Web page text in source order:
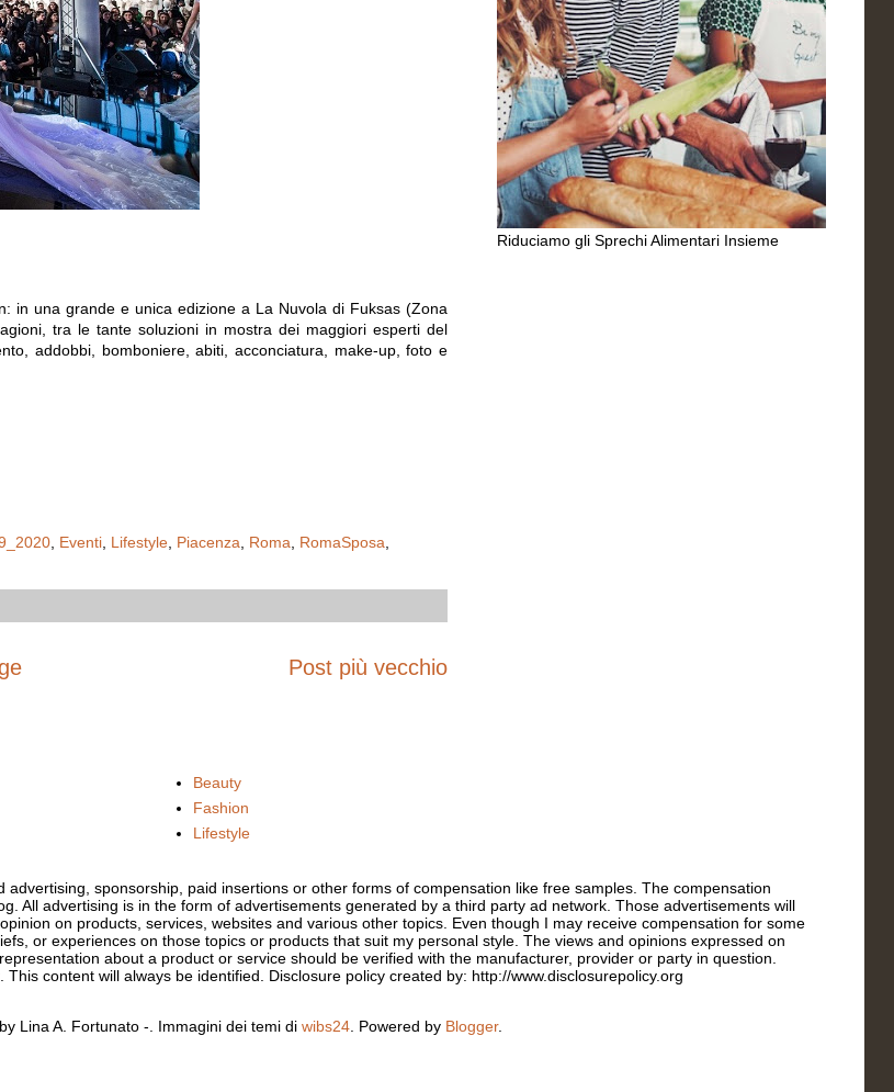
in una grande e unica edizione a La Nuvola di Fuksas (Zona
tra le tante soluzioni in mostra dei maggiori esperti del
addobbi, bomboniere, abiti, acconciatura, make-up, foto e
Eventi Lifestyle Piacenza Roma RomaSposa
Post più vecchio
Riduciamo gli Sprechi Alimentari Insieme
Beauty
Fashion
Lifestyle
sponsorship, paid insertions or other forms of compensation like free samples. The compensation
All advertising is in the form of advertisements generated by a third party ad network. Those advertisements will
on products, services, websites and various other topics. Even though I may receive compensation for some
or experiences on those topics or products that suit my personal style. The views and opinions expressed on
about a product or service should be verified with the manufacturer, provider or party in question.
content will always be identified. Disclosure policy created by: http://www.disclosurepolicy.org
Lina A. Fortunato -. Immagini dei temi di wibs24 . Powered by Blogger.